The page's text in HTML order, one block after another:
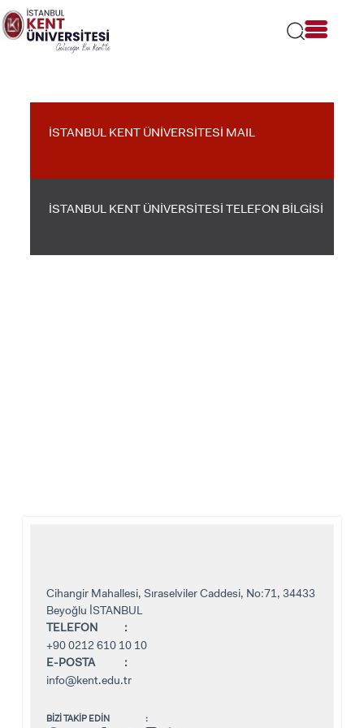
Lütfen
dikkat:
Bu
erişilebilirlik
İSTANBUL KENT ÜNİVERSİTESİ MAIL
İSTANBUL KENT ÜNİVERSİTESİ TELEFON BİLGİSİ
Cihangir Mahallesi, Sıraselviler Caddesi, No:71, 34433
Beyoğlu İSTANBUL
TELEFON
+90 0212 610 10 10
E-POSTA
info@kent.edu.tr
BİZİ TAKİP EDİN